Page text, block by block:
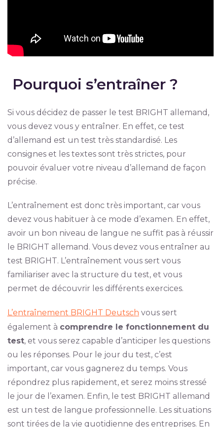
Pourquoi s’entraîner ?
Si vous décidez de passer le test BRIGHT allemand,
vous devez vous y entraîner. En effet, ce test
d’allemand est un test très standardisé. Les
consignes et les textes sont très strictes, pour
pouvoir évaluer votre niveau d’allemand de façon
précise.
L’entraînement est donc très important, car vous
devez vous habituer à ce mode d’examen. En effet,
avoir un bon niveau de langue ne suffit pas à réussir
le BRIGHT allemand. Vous devez vous entraîner au
test BRIGHT. L’entraînement vous sert vous
familiariser avec la structure du test, et vous
permet de découvrir les différents exercices.
L’entraînement BRIGHT Deutsch vous sert
également à comprendre le fonctionnement du
test, et vous serez capable d’anticiper les questions
ou les réponses. Pour le jour du test, c’est
important, car vous gagnerez du temps. Vous
répondrez plus rapidement, et serez moins stressé
le jour de l’examen. Enfin, le test BRIGHT allemand
est un test de langue professionnelle. Les situations
sont tirées de la vie quotidienne des entreprises. En